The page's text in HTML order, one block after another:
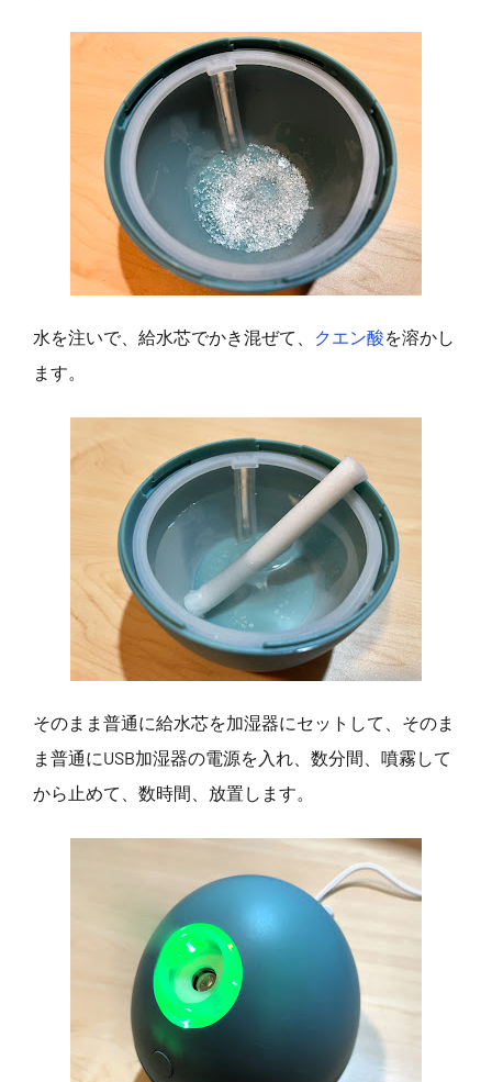
水を注いで、給水芯でかき混ぜて、 クエン酸を溶かし
ます。
そのまま普通に給水芯を加湿器にセットして、そのま
ま普通にUSB加湿器の電源を入れ、数分間、噴霧して
から止めて、数時間、放置します。